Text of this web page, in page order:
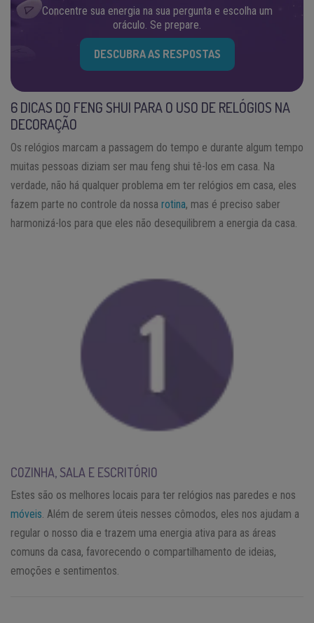
Concentre sua energia na sua pergunta e escolha um
oráculo. Se prepare.
DESCUBRA AS RESPOSTAS
6 DICAS DO FENG SHUI PARA O USO DE RELÓGIOS NA
DECORAÇÃO
Os relógios marcam a passagem do tempo e durante algum tempo
muitas pessoas diziam ser mau feng shui tê-los em casa. Na
verdade, não há qualquer problema em ter relógios em casa, eles
fazem parte no controle da nossa rotina, mas é preciso saber
harmonizá-los para que eles não desequilibrem a energia da casa.
COZINHA, SALA E ESCRITÓRIO
Estes são os melhores locais para ter relógios nas paredes e nos
móveis. Além de serem úteis nesses cômodos, eles nos ajudam a
regular o nosso dia e trazem uma energia ativa para as áreas
comuns da casa, favorecendo o compartilhamento de ideias,
emoções e sentimentos.